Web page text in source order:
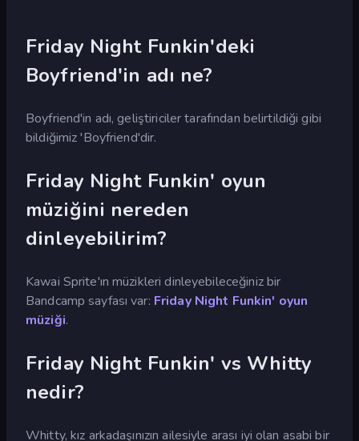
Friday Night Funkin'deki
Boyfriend'in adı ne?
Boyfriend'in adı, geliştiriciler tarafından belirtildiği gibi
bildiğimiz 'Boyfriend'dir.
Friday Night Funkin' oyun
müziğini nereden
dinleyebilirim?
Kawai Sprite'ın müzikleri dinleyebileceğiniz bir
Bandcamp sayfası var: Friday Night Funkin' oyun
müziği.
Friday Night Funkin' vs Whitty
nedir?
Whitty, kız arkadaşınızın ailesiyle arası iyi olan asabi bir